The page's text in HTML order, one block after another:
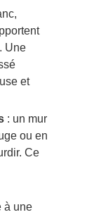
Une
et
: un mur
ou en
Ce
à une